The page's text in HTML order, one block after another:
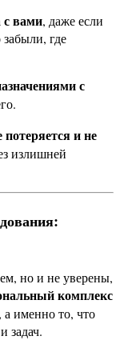
с вами, даже если
где
с
потеряется и не
излишней
но и не уверены,
комплекс
именно то, что
задач.